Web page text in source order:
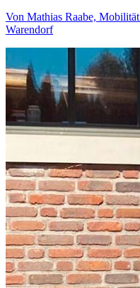
Von Mathias Raabe,
Warendorf